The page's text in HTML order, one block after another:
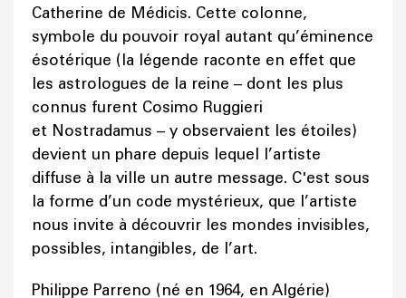
Catherine de Médicis. Cette colonne,
symbole du pouvoir royal autant qu’éminence
ésotérique (la légende raconte en effet que
les astrologues de la reine – dont les plus
connus furent Cosimo Ruggieri
et Nostradamus – y observaient les étoiles)
devient un phare depuis lequel l’artiste
diffuse à la ville un autre message. C'est sous
la forme d’un code mystérieux, que l’artiste
nous invite à découvrir les mondes invisibles,
possibles, intangibles, de l’art.
Philippe Parreno (né en 1964, en Algérie)